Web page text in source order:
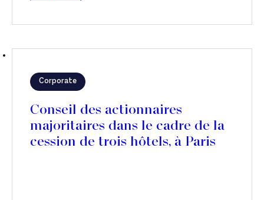
Corporate
Conseil des actionnaires
majoritaires dans le cadre de la
cession de trois hôtels, à Paris